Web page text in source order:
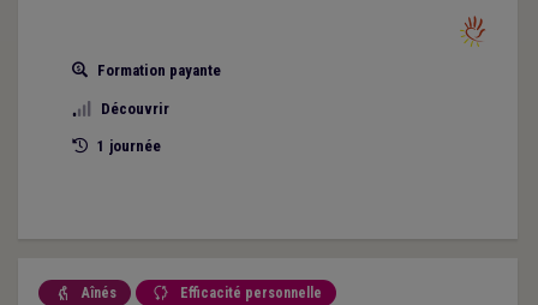
Formation payante
Découvrir
1 journée
 Aînés  Efficacité personnelle